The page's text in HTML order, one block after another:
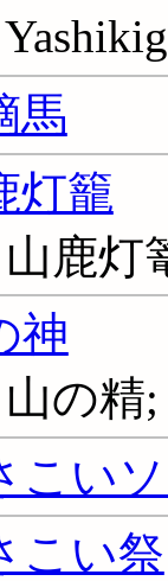
馬
灯籠
鹿灯
神
の精;
こい
こい祭